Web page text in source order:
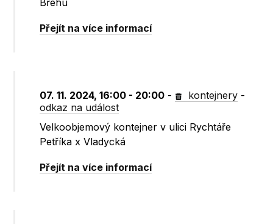
Břehu
Přejít na více informací
07. 11. 2024, 16:00 - 20:00 - kontejnery -
odkaz na událost
Velkoobjemový kontejner v ulici Rychtáře
Petříka x Vladycká
Přejít na více informací